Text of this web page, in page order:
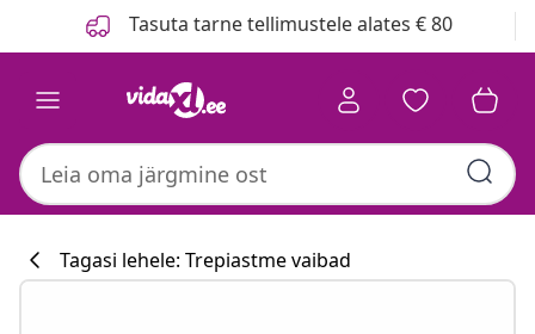
Tasuta tarne tellimustele alates € 80
Tagasi lehele: Trepiastme vaibad